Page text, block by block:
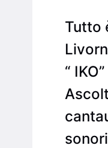
Tutto
“